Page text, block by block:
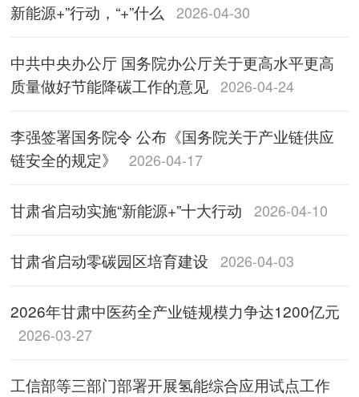
新能源+”行动，“+”什么 2026-04-30
中共中央办公厅 国务院办公厅关于更高水平更高
质量做好节能降碳工作的意见 2026-04-24
李强签署国务院令 公布《国务院关于产业链供应
链安全的规定》
2026-04-17
甘肃省启动实施“新能源+”十大行动 2026-04-10
甘肃省启动零碳园区培育建设 2026-04-03
2026年甘肃中医药全产业链规模力争达1200亿元
2026-03-27
工信部等三部门部署开展氢能综合应用试点工作